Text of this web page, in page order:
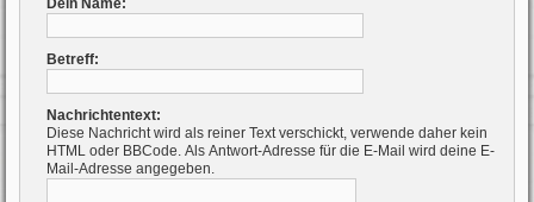
Dein Name:
Betreff:
Nachrichtentext:
Diese Nachricht wird als reiner Text verschickt, verwende daher kein
HTML oder BBCode. Als Antwort-Adresse für die E-Mail wird deine E-
Mail-Adresse angegeben.